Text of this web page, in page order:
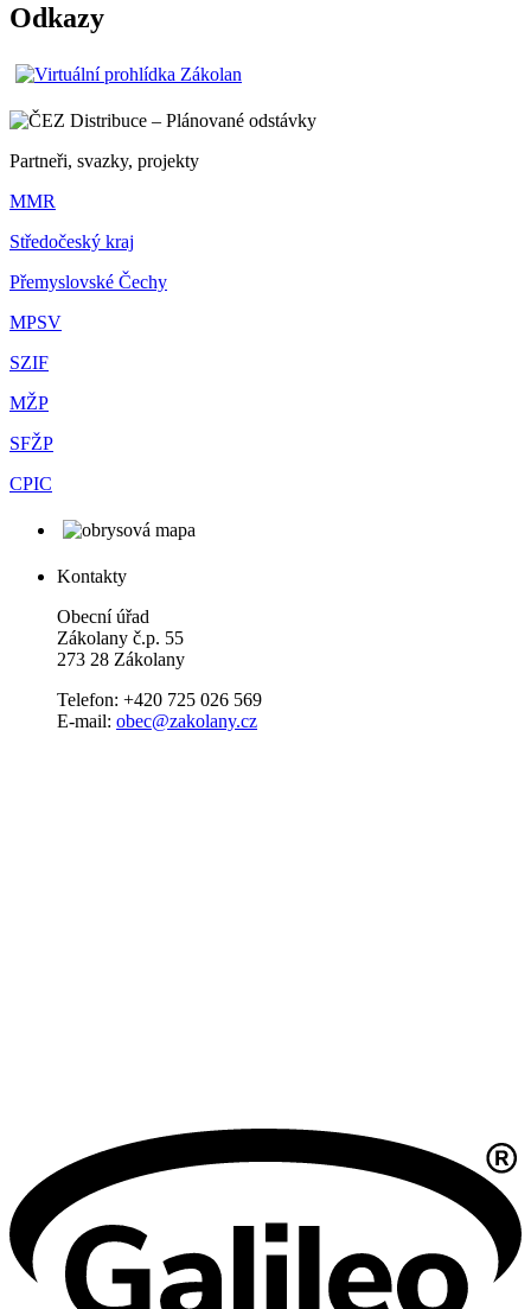
Odkazy
Partneři, svazky, projekty
MMR
Středočeský kraj
Přemyslovské Čechy
MPSV
SZIF
MŽP
SFŽP
CPIC
Kontakty
Obecní úřad
Zákolany č.p. 55
273 28 Zákolany
Telefon: +420 725 026 569
E-mail: obec@zakolany.cz